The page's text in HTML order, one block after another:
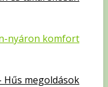
nyáron komfort
Hűs megoldások